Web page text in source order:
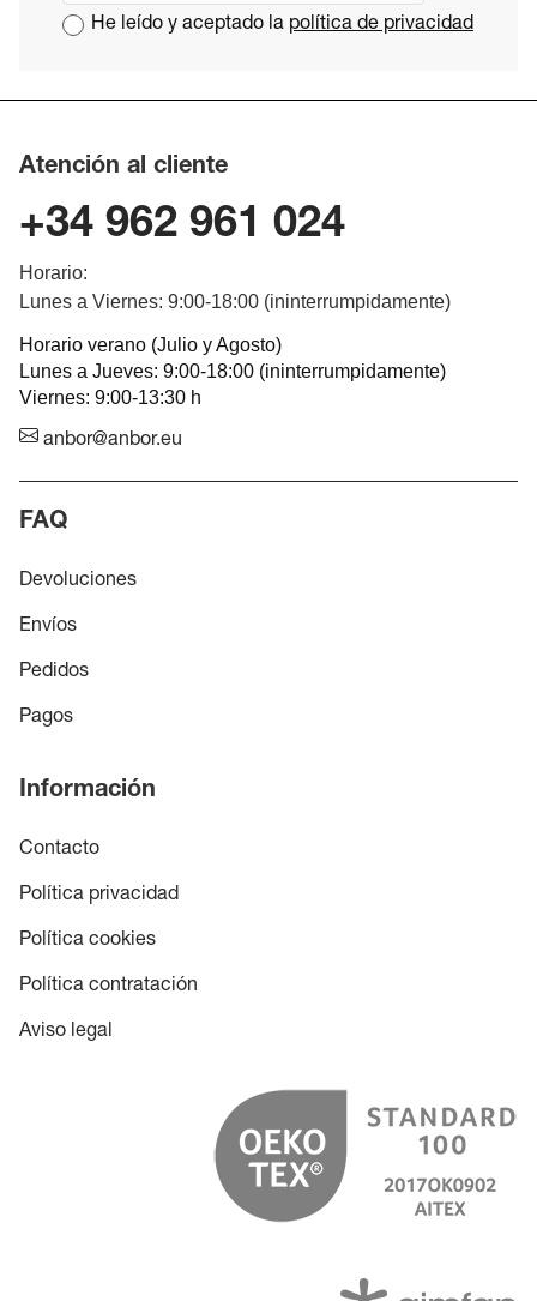
He leído y aceptado la política de privacidad
Atención al cliente
+34 962 961 024
Horario:
Lunes a Viernes: 9:00-18:00 (ininterrumpidamente)
Horario verano (Julio y Agosto)
Lunes a Jueves: 9:00-18:00 (ininterrumpidamente)
Viernes: 9:00-13:30 h
anbor@anbor.eu
FAQ
Devoluciones
Envíos
Pedidos
Pagos
Información
Contacto
Política privacidad
Política cookies
Política contratación
Aviso legal